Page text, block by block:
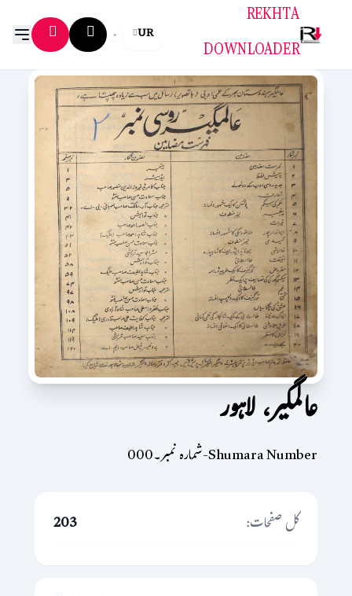
REKHTA
DOWNLOADER
UR
عالمگیر، لاہور
Shumara Number-شمارہ نمبر۔000
کل صفحات:
203